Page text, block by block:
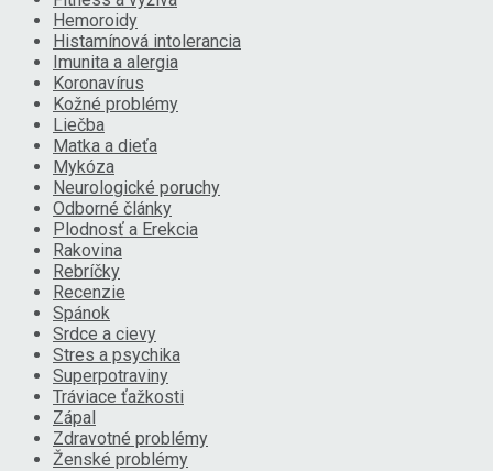
Hemoroidy
Histamínová intolerancia
Imunita a alergia
Koronavírus
Kožné problémy
Liečba
Matka a dieťa
Mykóza
Neurologické poruchy
Odborné články
Plodnosť a Erekcia
Rakovina
Rebríčky
Recenzie
Spánok
Srdce a cievy
Stres a psychika
Superpotraviny
Tráviace ťažkosti
Zápal
Zdravotné problémy
Ženské problémy